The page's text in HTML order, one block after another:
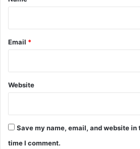
Email *
Website
Save my name, email, and website
time I comment.